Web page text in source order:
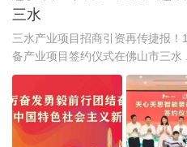
三水
三水产业项目招商引资再传捷报
备产业项目签约仪式在佛山市三水